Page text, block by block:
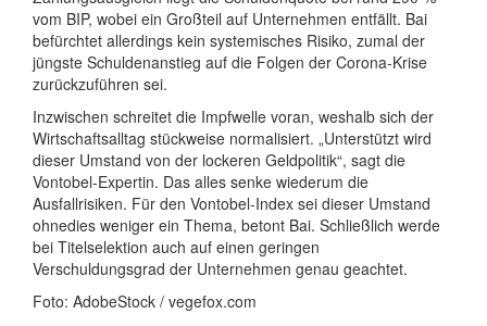
vom BIP, wobei ein Großteil auf Unternehmen entfällt. Bai
befürchtet allerdings kein systemisches Risiko, zumal der
jüngste Schuldenanstieg auf die Folgen der Corona-Krise
zurückzuführen sei.
Inzwischen schreitet die Impfwelle voran, weshalb sich der
Wirtschaftsalltag stückweise normalisiert. „Unterstützt wird
dieser Umstand von der lockeren Geldpolitik“, sagt die
Vontobel-Expertin. Das alles senke wiederum die
Ausfallrisiken. Für den Vontobel-Index sei dieser Umstand
ohnedies weniger ein Thema, betont Bai. Schließlich werde
bei Titelselektion auch auf einen geringen
Verschuldungsgrad der Unternehmen genau geachtet.
Foto: AdobeStock / vegefox.com